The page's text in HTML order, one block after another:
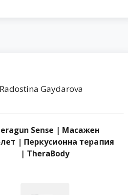
Radostina Gaydarova
Sense | Масажен
| Перкусионна терапия
| TheraBody